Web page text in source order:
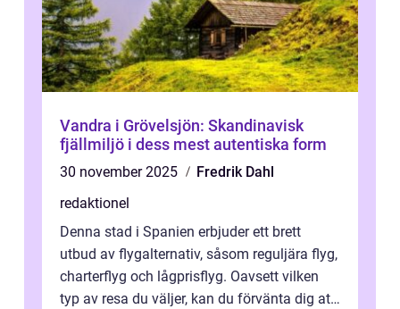
Vandra i Grövelsjön: Skandinavisk
fjällmiljö i dess mest autentiska form
30 november 2025
Fredrik Dahl
redaktionel
Denna stad i Spanien erbjuder ett brett
utbud av flygalternativ, såsom reguljära flyg,
charterflyg och lågprisflyg. Oavsett vilken
typ av resa du väljer, kan du förvänta dig att